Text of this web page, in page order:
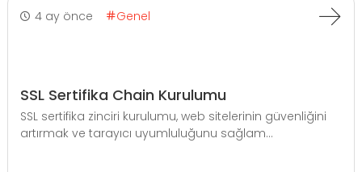
4 ay önce Genel
SSL Sertifika Chain Kurulumu
SSL sertifika zinciri kurulumu, web sitelerinin güvenliğini
artırmak ve tarayıcı uyumluluğunu sağlam...